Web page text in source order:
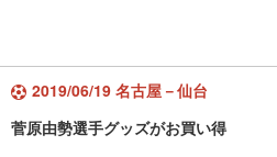
2019/06/19 名古屋－仙台
菅原由勢選手グッズがお買い得